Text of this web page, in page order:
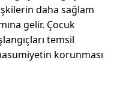
daha sağlam
gelir. Çocuk
temsil
korunması